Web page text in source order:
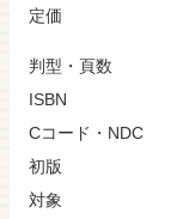
定価
判型・頁数
ISBN
Cコード・NDC
初版
対象